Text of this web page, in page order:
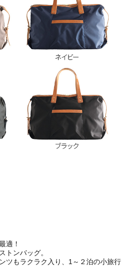
適！
トンバッグ。
ツもラクラク入り、1～２泊の小旅行